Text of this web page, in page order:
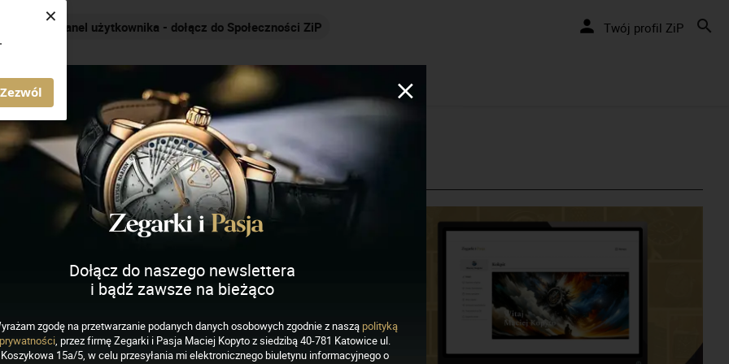
Zezwól
× Nakręcamy pozytywnie... cały czas! Twój profil ZiP
ZEGARKI I PASJA
limited
powrót Kopernika w
Dołącz do naszego newslettera
i bądź zawsze na bieżąco
zgodę na przetwarzanie podanych danych osobowych zgodnie z naszą polityką
prywatności, przez firmę Zegarki i Pasja Maciej Kopyto z siedzibą 40-781 Katowice ul.
Koszykowa 15a/5, w celu przesyłania mi elektronicznego biuletynu informacyjnego o